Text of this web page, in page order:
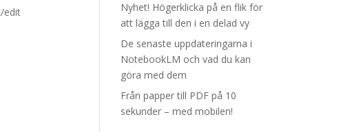
edit
Nyhet! Högerklicka på en flik för
att lägga till den i en delad vy
De senaste uppdateringarna i
NotebookLM och vad du kan
göra med dem
Från papper till PDF på 10
sekunder – med mobilen!